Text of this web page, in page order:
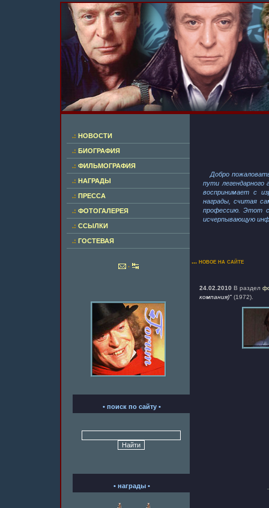
.: НОВОСТИ
.: БИОГРАФИЯ
.: ФИЛЬМОГРАФИЯ
.: НАГРАДЫ
.: ПРЕССА
.: ФОТОГАЛЕРЕЯ
.: ССЫЛКИ
.: ГОСТЕВАЯ
·
• поиск по сайту •
• награды •
Добро
пути легендарного
воспринимает с
награды, считая
профессию. Этот
исчерпывающую
... новое на сайте
24.02.2010 В раздел
компания)" (1972).